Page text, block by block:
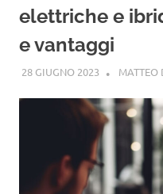
elettriche e
e vantaggi
28 GIUGNO 2023 MATTEO